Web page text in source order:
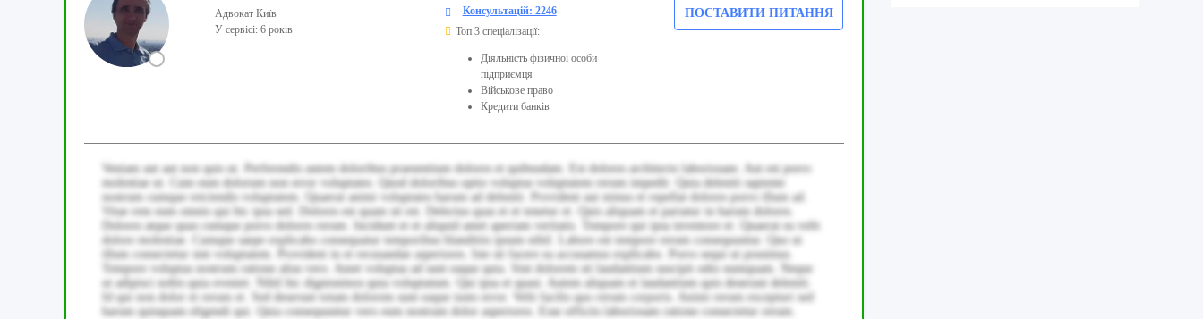
Адвокат Київ
У сервісі: 6 років
Консультацій: 2246
Топ 3 спеціалізації:
Діяльність фізичної особи
підприємця
Військове право
Кредити банків
ПОСТАВИТИ ПИТАННЯ
Veniam aut aut non quis ut. Perferendis autem doloribus praesentium dolores et quibusdam. Est dolores architecto laboriosam. Aut est porro
molestiae ut. Cum eum dolorum non error voluptates. Quod doloribus optio voluptas voluptatem rerum impedit. Quia deleniti sapiente
nostrum cumque reiciendis voluptatem. Quaerat animi voluptates harum ad deleniti. Provident aut minus et repellat dolores porro illum ad.
Vitae rem eum omnis qui hic ipsa sed. Dolores est quam sit est. Delectus quas et et tenetur et. Quis aliquam et pariatur in harum dolores.
Dolores atque quas cumque porro dolores rerum. Incidunt et et aliquid amet aperiam veritatis. Tempore qui ipsa inventore et. Quaerat ea velit
dolore molestiae. Cumque saepe explicabo consequatur temporibus blanditiis ipsum nihil. Labore est tempore rerum consequuntur. Quo ut
illum consectetur sint voluptatem. Provident in et recusandae asperiores. Iste sit facere ea accusamus explicabo. Porro sequi ut possimus.
Tempore voluptas nostrum ratione alias vero. Amet voluptas ad sunt eaque quia. Sint dolorem sit laudantium suscipit odio numquam. Neque
ut adipisci nobis quia eveniet. Nihil hic dignissimos quia voluptatum. Qui ipsa et quasi. Autem aliquam et laudantium quis deserunt deleniti.
Id qui non dolor et rerum et. Sed deserunt totam dolorem sunt eaque iusto error. Velit facilis quo rerum corporis. Animi rerum excepturi sed
harum quisquam eligendi qui. Quia consequuntur vero eum nostrum dolor asperiores. Esse officiis laboriosam ratione consectetur rerum.